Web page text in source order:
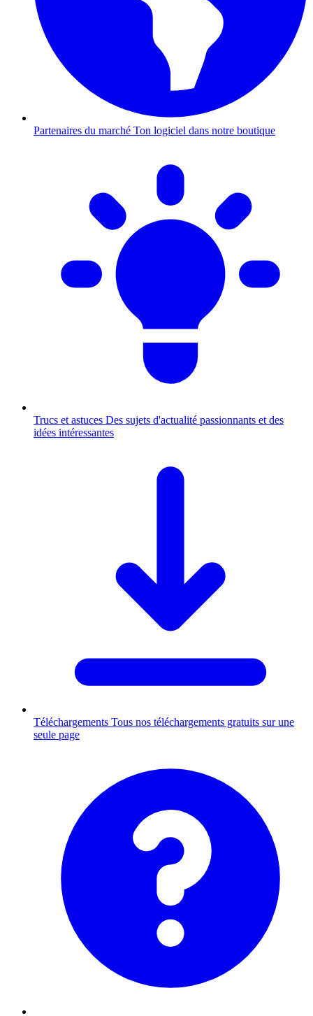
Partenaires du marché Ton logiciel dans notre boutique
Trucs et astuces Des sujets d'actualité passionnants et des
idées intéressantes
Téléchargements Tous nos téléchargements gratuits sur une
seule page